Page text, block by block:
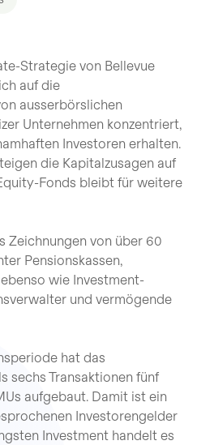
Strategie von Bellevue
auf die
ausserbörslichen
Unternehmen konzentriert,
Investoren erhalten.
die Kapitalzusagen auf
Fonds bleibt für weitere
Zeichnungen von über 60
Pensionskassen,
wie Investment-
und vermögende
hat das
sechs Transaktionen fünf
aufgebaut. Damit ist ein
Investorengelder
Investment handelt es